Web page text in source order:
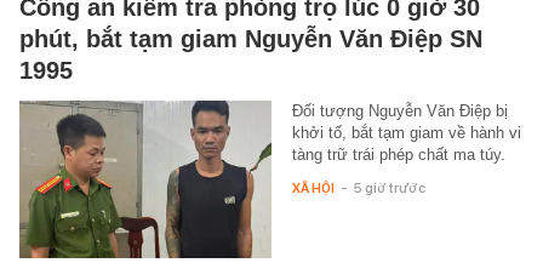
Công an kiểm tra phòng trọ lúc 0 giờ 30
phút, bắt tạm giam Nguyễn Văn Điệp SN
1995
Đối tượng Nguyễn Văn Điệp bị
khởi tố, bắt tạm giam về hành vi
tàng trữ trái phép chất ma túy.
XÃ HỘI - 5 giờ trước